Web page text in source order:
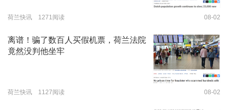
荷兰快讯 1271阅读 08-02
离谱！骗了数百人买假机票，荷兰法院
竟然没判他坐牢
荷兰快讯 1127阅读 08-02